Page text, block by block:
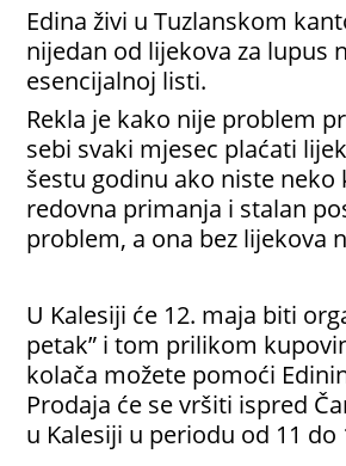
Edina živi u Tuzlanskom
nijedan od lijekova za lupus
esencijalnoj listi.
Rekla je kako nije problem
sebi svaki mjesec plaćati
šestu godinu ako niste neko
redovna primanja i stalan
problem, a ona bez lijekova
U Kalesiji će 12. maja biti
petak” i tom prilikom
kolača možete pomoći
Prodaja će se vršiti ispred
u Kalesiji u periodu od 11 do